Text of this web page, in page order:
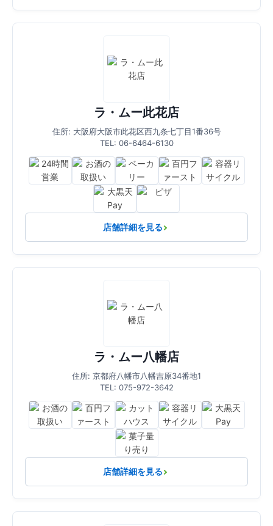
ラ・ムー此花店
住所: 大阪府大阪市此花区西九条七丁目1番36号
TEL: 06-6464-6130
店舗詳細を見る
ラ・ムー八幡店
住所: 京都府八幡市八幡吉原34番地1
TEL: 075-972-3642
店舗詳細を見る